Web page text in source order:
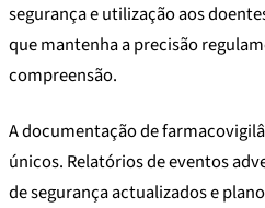
segurança e utilização aos
que mantenha a precisão
compreensão.
A documentação de
únicos. Relatórios de eventos
de segurança actualizados e